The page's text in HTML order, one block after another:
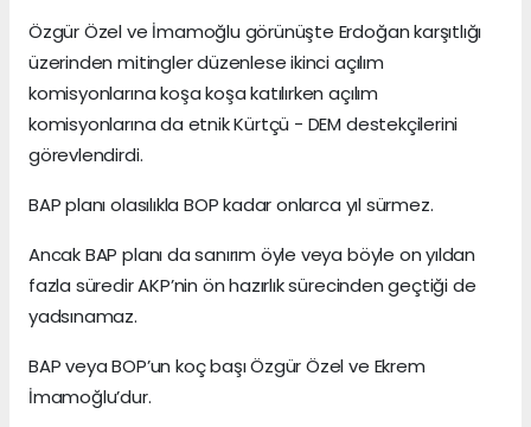
Özgür Özel ve İmamoğlu görünüşte Erdoğan karşıtlığı
üzerinden mitingler düzenlese ikinci açılım
komisyonlarına koşa koşa katılırken açılım
komisyonlarına da etnik Kürtçü - DEM destekçilerini
görevlendirdi.
BAP planı olasılıkla BOP kadar onlarca yıl sürmez.
Ancak BAP planı da sanırım öyle veya böyle on yıldan
fazla süredir AKP’nin ön hazırlık sürecinden geçtiği de
yadsınamaz.
BAP veya BOP’un koç başı Özgür Özel ve Ekrem
İmamoğlu’dur.